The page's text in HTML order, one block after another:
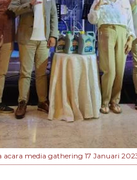
media gathering 17 Januari